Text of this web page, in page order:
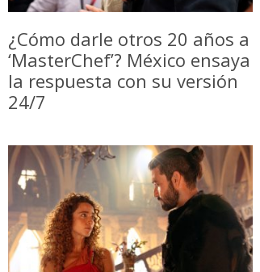
¿Cómo darle otros 20 años a
‘MasterChef’? México ensaya
la respuesta con su versión
24/7